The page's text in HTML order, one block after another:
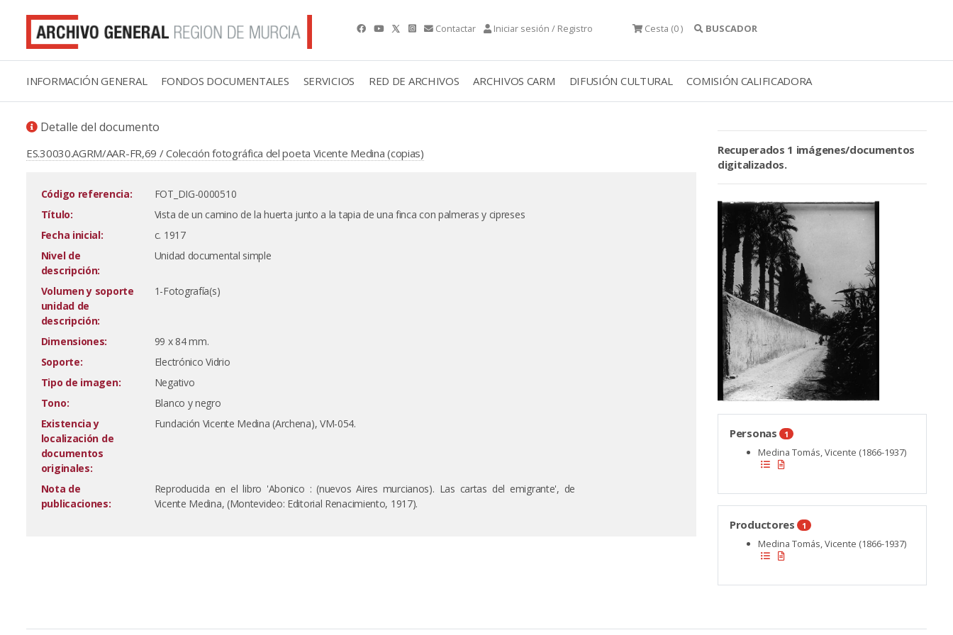
Contactar Iniciar sesión / Registro Cesta (0 ) BUSCADOR
INFORMACIÓN GENERAL FONDOS DOCUMENTALES SERVICIOS RED DE ARCHIVOS ARCHIVOS CARM DIFUSIÓN CULTURAL COMISIÓN CALIFICADORA
Detalle del documento
ES.30030.AGRM/AAR-FR,69 / Colección fotográfica del poeta Vicente Medina (copias)
Código referencia:
FOT_DIG-0000510
Título:
Vista de un camino de la huerta junto a la tapia de una finca con palmeras y cipreses
Fecha inicial:
c. 1917
Nivel de
descripción:
Unidad documental simple
Volumen y soporte
unidad de
descripción:
1-Fotografía(s)
Dimensiones:
99 x 84 mm.
Soporte:
Electrónico Vidrio
Tipo de imagen:
Negativo
Tono:
Blanco y negro
Existencia y
localización de
documentos
originales:
Fundación Vicente Medina (Archena), VM-054.
Nota de
publicaciones:
Reproducida en el libro 'Abonico : (nuevos Aires murcianos). Las cartas del emigrante', de
Vicente Medina, (Montevideo: Editorial Renacimiento, 1917).
Recuperados 1 imágenes/documentos
digitalizados.
Personas 1
Medina Tomás, Vicente (1866-1937)
Productores 1
Medina Tomás, Vicente (1866-1937)